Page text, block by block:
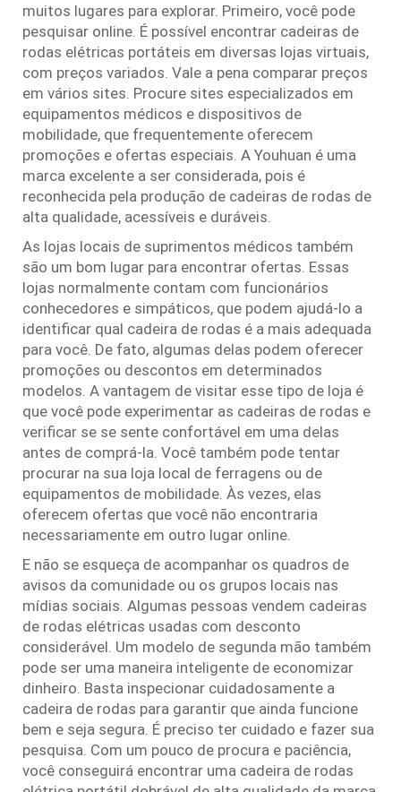
muitos lugares para explorar. Primeiro, você pode
pesquisar online. É possível encontrar cadeiras de
rodas elétricas portáteis em diversas lojas virtuais,
com preços variados. Vale a pena comparar preços
em vários sites. Procure sites especializados em
equipamentos médicos e dispositivos de
mobilidade, que frequentemente oferecem
promoções e ofertas especiais. A Youhuan é uma
marca excelente a ser considerada, pois é
reconhecida pela produção de cadeiras de rodas de
alta qualidade, acessíveis e duráveis.
As lojas locais de suprimentos médicos também
são um bom lugar para encontrar ofertas. Essas
lojas normalmente contam com funcionários
conhecedores e simpáticos, que podem ajudá-lo a
identificar qual cadeira de rodas é a mais adequada
para você. De fato, algumas delas podem oferecer
promoções ou descontos em determinados
modelos. A vantagem de visitar esse tipo de loja é
que você pode experimentar as cadeiras de rodas e
verificar se se sente confortável em uma delas
antes de comprá-la. Você também pode tentar
procurar na sua loja local de ferragens ou de
equipamentos de mobilidade. Às vezes, elas
oferecem ofertas que você não encontraria
necessariamente em outro lugar online.
E não se esqueça de acompanhar os quadros de
avisos da comunidade ou os grupos locais nas
mídias sociais. Algumas pessoas vendem cadeiras
de rodas elétricas usadas com desconto
considerável. Um modelo de segunda mão também
pode ser uma maneira inteligente de economizar
dinheiro. Basta inspecionar cuidadosamente a
cadeira de rodas para garantir que ainda funcione
bem e seja segura. É preciso ter cuidado e fazer sua
pesquisa. Com um pouco de procura e paciência,
você conseguirá encontrar uma cadeira de rodas